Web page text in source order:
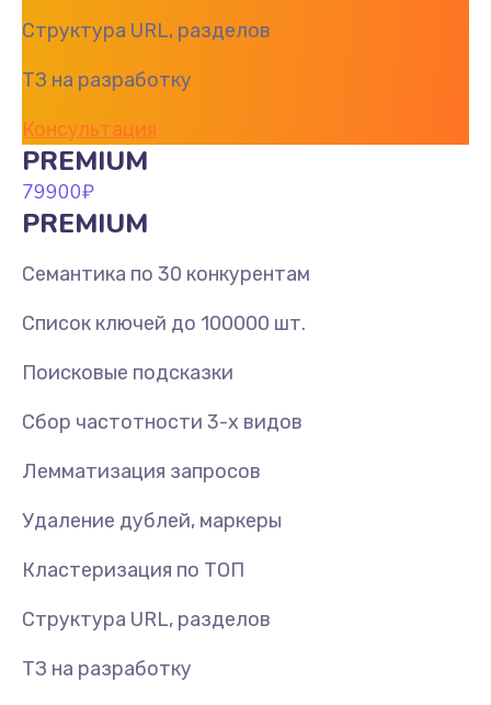
Структура URL, разделов
ТЗ на разработку
Консультация
PREMIUM
79900₽
PREMIUM
Семантика по 30 конкурентам
Список ключей до 100000 шт.
Поисковые подсказки
Сбор частотности 3-х видов
Лемматизация запросов
Удаление дублей, маркеры
Кластеризация по ТОП
Структура URL, разделов
ТЗ на разработку